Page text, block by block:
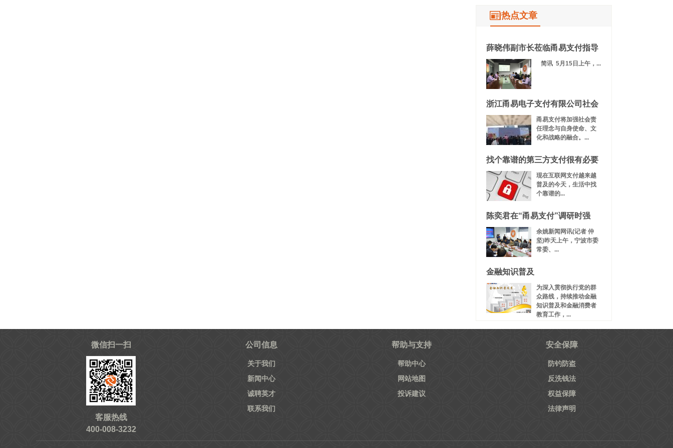
热点文章
薛晓伟副市长莅临甬易支付指导
简讯 5月15日上午，...
浙江甬易电子支付有限公司社会
甬易支付将加强社会责
任理念与自身使命、文
化和战略的融合。...
找个靠谱的第三方支付很有必要
现在互联网支付越来越
普及的今天，生活中找
个靠谱的...
陈奕君在“甬易支付”调研时强
余姚新闻网讯(记者 仲
坚)昨天上午，宁波市委
常委、...
金融知识普及
为深入贯彻执行党的群
众路线，持续推动金融
知识普及和金融消费者
教育工作，...
微信扫一扫
客服热线
400-008-3232
公司信息
关于我们
新闻中心
诚聘英才
联系我们
帮助与支持
帮助中心
网站地图
投诉建议
安全保障
防钓防盗
反洗钱法
权益保障
法律声明